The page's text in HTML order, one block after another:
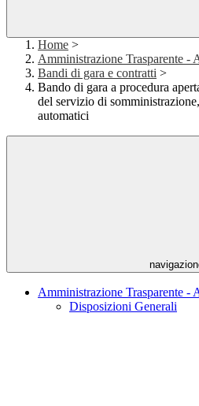
Home >
Amministrazione Trasparente -
Bandi di gara e contratti >
Bando di gara a procedura
del servizio di
automatici
Amministrazione Trasparente -
Disposizioni Generali